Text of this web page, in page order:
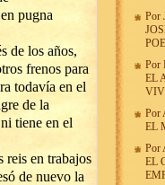
pugna
frenos para
todavía en el
de la
tiene en el
trabajos
de nuevo la
Por
Por
EL
Por
EL
Por
EL